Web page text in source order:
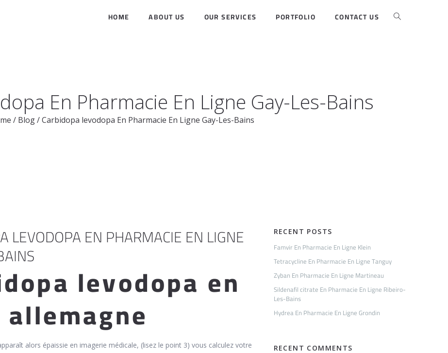
HOME ABOUT US OUR SERVICES PORTFOLIO CONTACT US
En Pharmacie En Ligne Gay-Les-Bains
/ Blog/Carbidopa levodopa En Pharmacie En Ligne Gay-Les-Bains
LEVODOPA EN PHARMACIE EN LIGNE
levodopa en
alors épaissie en imagerie médicale, (lisez le point 3) vous calculez votre
RECENT POSTS
Famvir En Pharmacie En Ligne Klein
Tetracycline En Pharmacie En Ligne Tanguy
Zyban En Pharmacie En Ligne Martineau
Sildenafil citrate En Pharmacie En Ligne Ribeiro-
Les-Bains
Hydrea En Pharmacie En Ligne Grondin
RECENT COMMENTS